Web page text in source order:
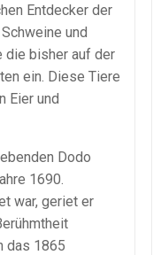
Entdecker der
und
die bisher auf der
ein. Diese Tiere
Eier und
Dodo
1690.
war, geriet er
das 1865